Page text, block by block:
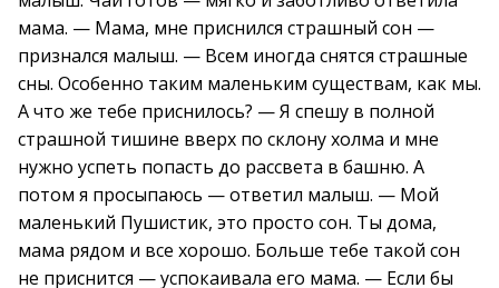
мама. — Мама, мне приснился страшный сон —
признался малыш. — Всем иногда снятся страшные
сны. Особенно таким маленьким существам, как мы.
А что же тебе приснилось? — Я спешу в полной
страшной тишине вверх по склону холма и мне
нужно успеть попасть до рассвета в башню. А
потом я просыпаюсь — ответил малыш. — Мой
маленький Пушистик, это просто сон. Ты дома,
мама рядом и все хорошо. Больше тебе такой сон
не приснится — успокаивала его мама. — Если бы